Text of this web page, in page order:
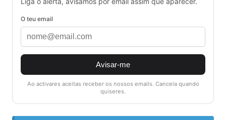
O teu email
Avisar-me
Ao activares aceitas receber os nossos emails. Cancela quando
quiseres.